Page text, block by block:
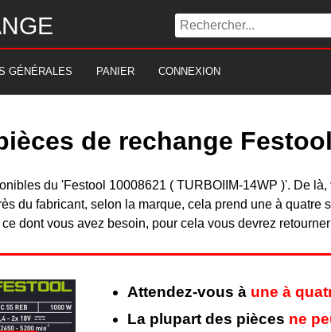
GÉNÉRALES PANIER CONNEXION
de rechange
du 'Festool 10008621 ( TURBOIIM-14WP )'. De
du fabricant, selon la marque, cela prend une à
dont vous avez besoin, pour cela vous devrez
Attendez-vous à une à
La plupart des pièces ne